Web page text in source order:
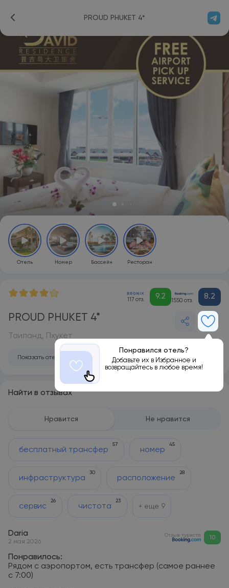
PROUD PHUKET 4*
Отель Номер Бассейн Ресторан
117 отз. 9.2 1550 отз. 8.2
PROUD PHUKET 4*
Понравился отель?
Добавьте их в Избранное и
возвращайтесь в любое время!
Таиланд, Пхукет
Показать отель на карте
Найти в отзывах
Нравится Не нравится
бесплатный трансфер
57
номер
45
инфраструктура
30
расположение
28
сервис
26
чистота
23
+ еще 9
Daria
2 мая 2026
Отзыв туриста 10
Понравилось:
Рядом с аэропортом, есть трансфер (самое раннее
с 7:00)